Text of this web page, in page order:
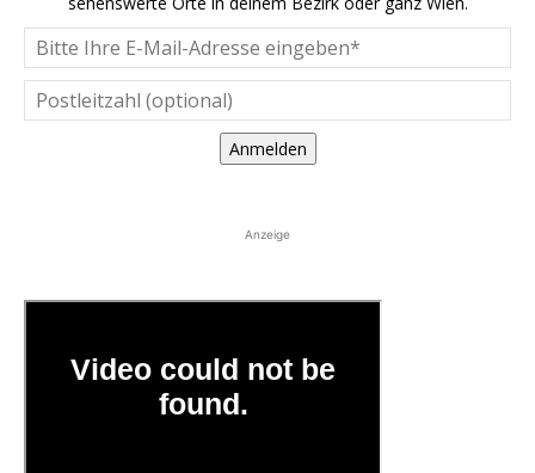
Anmelden
Anzeige